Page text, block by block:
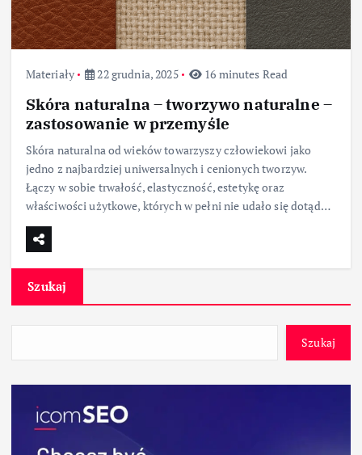
Materiały 22 grudnia, 2025 16 minutes Read
Skóra naturalna – tworzywo naturalne –
zastosowanie w przemyśle
Skóra naturalna od wieków towarzyszy człowiekowi jako
jedno z najbardziej uniwersalnych i cenionych tworzyw.
Łączy w sobie trwałość, elastyczność, estetykę oraz
właściwości użytkowe, których w pełni nie udało się dotąd…
Szukaj
Szukaj